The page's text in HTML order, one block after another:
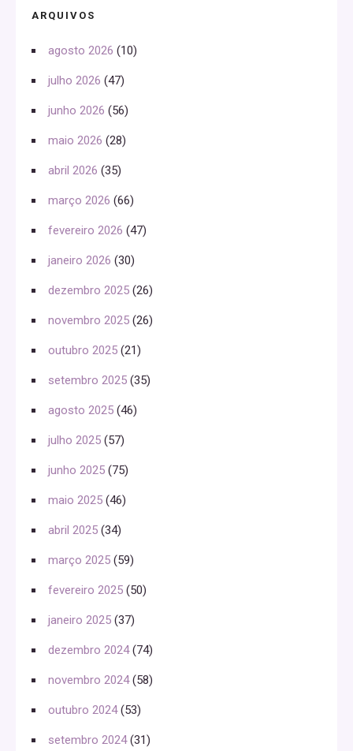
ARQUIVOS
agosto 2026 (10)
julho 2026 (47)
junho 2026 (56)
maio 2026 (28)
abril 2026 (35)
março 2026 (66)
fevereiro 2026 (47)
janeiro 2026 (30)
dezembro 2025 (26)
novembro 2025 (26)
outubro 2025 (21)
setembro 2025 (35)
agosto 2025 (46)
julho 2025 (57)
junho 2025 (75)
maio 2025 (46)
abril 2025 (34)
março 2025 (59)
fevereiro 2025 (50)
janeiro 2025 (37)
dezembro 2024(74)
novembro 2024(58)
outubro 2024(53)
setembro 2024(31)